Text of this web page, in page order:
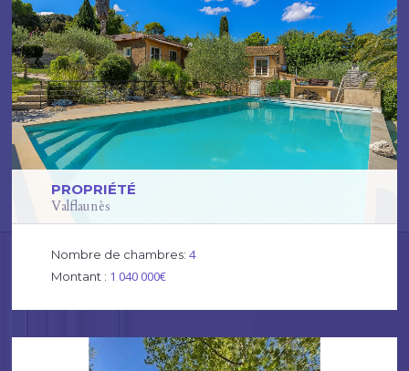
PROPRIÉTÉ
Valflaunès
Nombre de chambres: 4
Montant : 1 040 000€